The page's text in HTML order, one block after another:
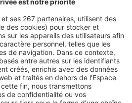
Blanc de Meudon sur les vitres :
efficace contre la chaleur ou
simple effet de mode ?
Travaux
Avant de refaire votre salle de
bain, vérifiez si la copropriété doit
donner son accord